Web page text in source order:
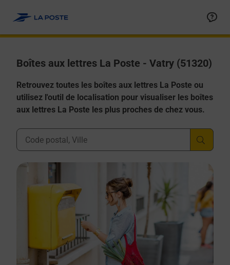
Boîtes aux lettres La Poste - Vatry (51320)
Retrouvez toutes les boîtes aux lettres La Poste ou
utilisez l'outil de localisation pour visualiser les boîtes
aux lettres La Poste les plus proches de chez vous.
Ville, Département, Code Postal